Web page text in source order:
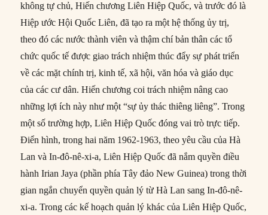
không tự chủ, Hiến chương Liên Hiệp Quốc, và trước đó là
Hiệp ước Hội Quốc Liên, đã tạo ra một hệ thống ủy trị,
theo đó các nước thành viên và thậm chí bản thân các tổ
chức quốc tế được giao trách nhiệm thúc đẩy sự phát triển
về các mặt chính trị, kinh tế, xã hội, văn hóa và giáo dục
của các cư dân. Hiến chương coi trách nhiệm nâng cao
những lợi ích này như một “sự ủy thác thiêng liêng”. Trong
một số trường hợp, Liên Hiệp Quốc đóng vai trò trực tiếp.
Điển hình, trong hai năm 1962-1963, theo yêu cầu của Hà
Lan và In-đô-nê-xi-a, Liên Hiệp Quốc đã nắm quyền điều
hành Irian Jaya (phần phía Tây đảo New Guinea) trong thời
gian ngắn chuyển quyền quản lý từ Hà Lan sang In-đô-nê-
xi-a. Trong các kế hoạch quản lý khác của Liên Hiệp Quốc,